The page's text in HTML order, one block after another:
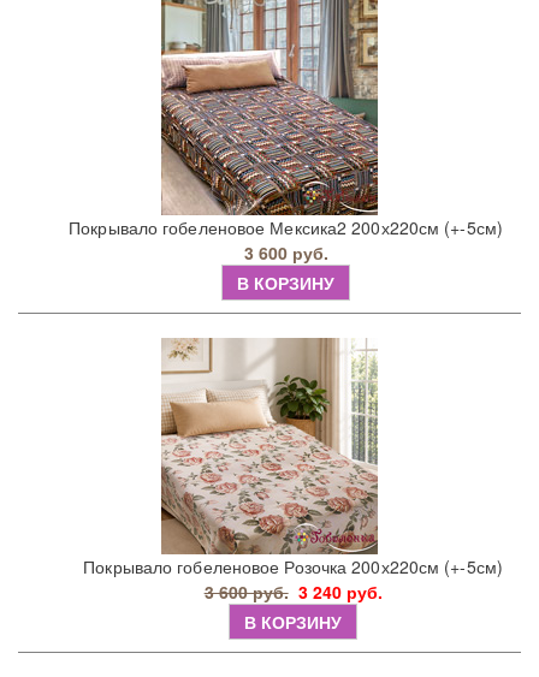
Покрывало гобеленовое Мексика2 200х220см (+-5см)
3 600 руб.
В КОРЗИНУ
Покрывало гобеленовое Розочка 200х220см (+-5см)
3 600 руб. 3 240 руб.
В КОРЗИНУ